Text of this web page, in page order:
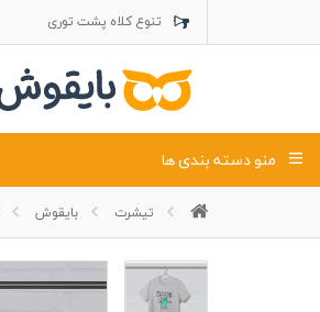
تنوع کلاه پشت توری
تنوع کلاه کتان
تنوع تراول ماک
منو دسته بندی ها
تیشرت بایقوش